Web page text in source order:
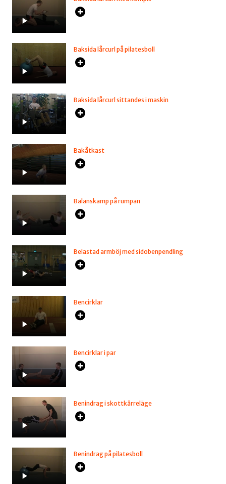
Baksida lårcurl på pilatesboll
Baksida lårcurl sittandes i maskin
Bakåtkast
Balanskamp på rumpan
Belastad armböj med sidobenpendling
Bencirklar
Bencirklar i par
Benindrag i skottkärreläge
Benindrag på pilatesboll